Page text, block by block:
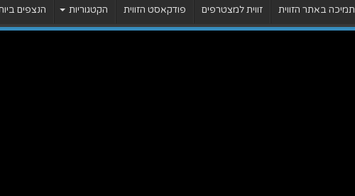
תמיכה באתר הזווית זווית למצטרפים פודקאסט הזווית הקטגוריות הנצפים